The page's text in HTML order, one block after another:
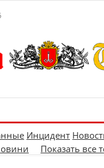
Инцидент
Показать все